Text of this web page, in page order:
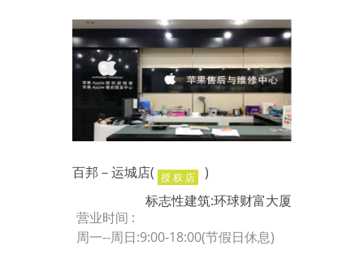
百邦－运城店( 授 权 店
)
标志性建筑:环球财富大厦
营业时间 :
周一--周日:9:00-18:00(节假日休息)